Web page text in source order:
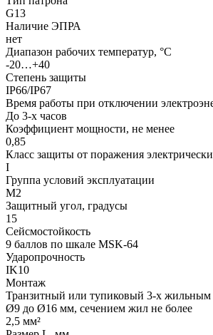
G13
Наличие ЭПРА
нет
Диапазон рабочих температур, °С
-20…+40
Степень защиты
IP66/IP67
Время работы при отключении
До 3-х часов
Коэффициент мощности, не менее
0,85
Класс защиты от поражения
I
Группа условий эксплуатации
М2
Защитный угол, градусы
15
Сейсмостойкость
9 баллов по шкале МSK-64
Ударопрочность
IK10
Монтаж
Транзитный или тупиковый 3-х жильным
Ø9 до Ø16 мм, сечением жил не более
2,5 мм²